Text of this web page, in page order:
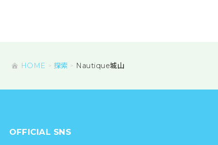
HOME 探索 Nautique城山
OFFICIAL SNS